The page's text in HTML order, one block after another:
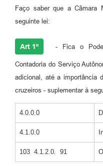
Galeria de Vídeos
Projetos
Participe mais
Contas Públicas
Faço saber que a Câmara
seguinte lei:
Art 1º - Fica o
Contadoria do Serviço
adicional, até a importância
cruzeiros - suplementar à
4.0.0.0
4.1.0.0
103 4.1.2.0. 91